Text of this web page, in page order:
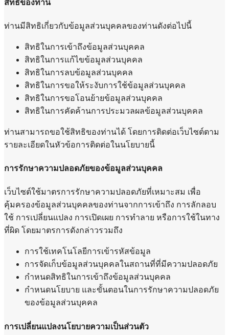
สิทธิของท่าน
ท่านมีสิทธิเกี่ยวกับข้อมูลส่วนบุคคลของท่านดังต่อไปนี้
สิทธิในการเข้าถึงข้อมูลส่วนบุคคล
สิทธิในการแก้ไขข้อมูลส่วนบุคคล
สิทธิในการลบข้อมูลส่วนบุคคล
สิทธิในการขอให้ระงับการใช้ข้อมูลส่วนบุคคล
สิทธิในการขอโอนย้ายข้อมูลส่วนบุคคล
สิทธิในการคัดค้านการประมวลผลข้อมูลส่วนบุคคล
ท่านสามารถขอใช้สิทธิของท่านได้ โดยการติดต่อเว็บไซต์ตาม
รายละเอียดในหัวข้อการติดต่อในนโยบายนี้
การรักษาความปลอดภัยของข้อมูลส่วนบุคคล
เว็บไซต์ใช้มาตรการรักษาความปลอดภัยที่เหมาะสม เพื่อ
คุ้มครองข้อมูลส่วนบุคคลของท่านจากการเข้าถึง การลักลอบ
ใช้ การเปลี่ยนแปลง การเปิดเผย การทำลาย หรือการใช้ในทาง
ที่ผิด โดยมาตรการดังกล่าวรวมถึง
การใช้เทคโนโลยีการเข้ารหัสข้อมูล
การจัดเก็บข้อมูลส่วนบุคคลในสถานที่ที่มีความปลอดภัย
กำหนดสิทธิในการเข้าถึงข้อมูลส่วนบุคคล
กำหนดนโยบาย และขั้นตอนในการรักษาความปลอดภัย
ของข้อมูลส่วนบุคคล
การเปลี่ยนแปลงนโยบายความเป็นส่วนตัว